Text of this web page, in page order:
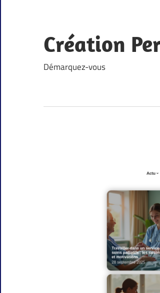
content
Création
Démarquez-vous